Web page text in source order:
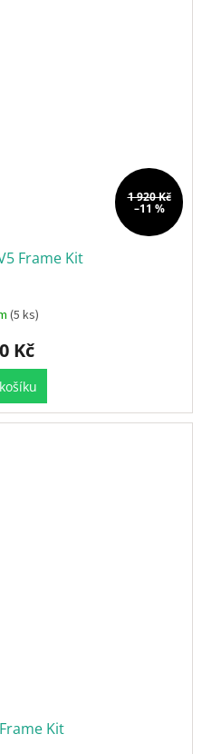
1 920 Kč
–11 %
Frame Kit
(5 ks)
Kč
Kit